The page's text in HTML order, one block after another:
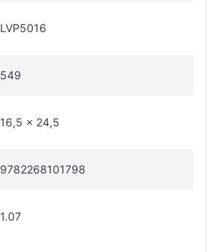
LVP5016
549
16,5 × 24,5
9782268101798
1.07